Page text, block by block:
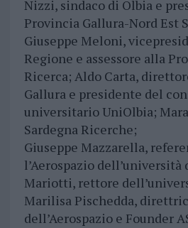
Nizzi, sindaco di Olbia e
Provincia Gallura-Nord Est
Giuseppe Meloni,
Regione e assessore alla
Ricerca; Aldo Carta,
Gallura e presidente del
universitario UniOlbia;
Sardegna Ricerche;
Giuseppe Mazzarella,
l’Aerospazio
Mariotti, rettore
Marilisa Pischedda,
dell’Aerospazio e Founder